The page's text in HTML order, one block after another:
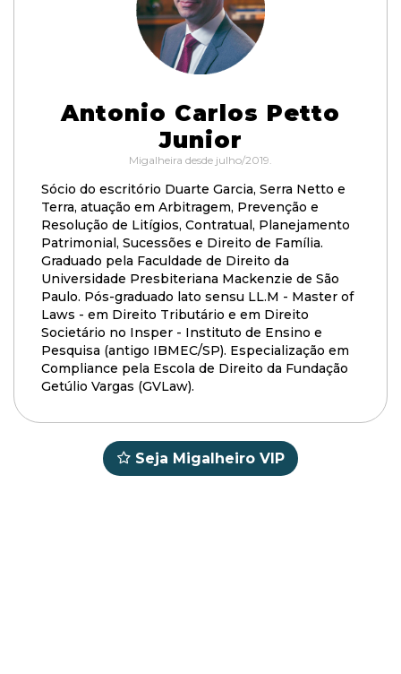
Antonio Carlos Petto
Junior
Migalheira desde julho/2019.
Sócio do escritório Duarte Garcia, Serra Netto e
Terra, atuação em Arbitragem, Prevenção e
Resolução de Litígios, Contratual, Planejamento
Patrimonial, Sucessões e Direito de Família.
Graduado pela Faculdade de Direito da
Universidade Presbiteriana Mackenzie de São
Paulo. Pós-graduado lato sensu LL.M - Master of
Laws - em Direito Tributário e em Direito
Societário no Insper - Instituto de Ensino e
Pesquisa (antigo IBMEC/SP). Especialização em
Compliance pela Escola de Direito da Fundação
Getúlio Vargas (GVLaw).
Seja Migalheiro VIP